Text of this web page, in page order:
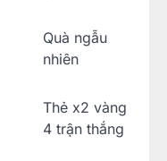
Quà ngẫu
nhiên
Thẻ x2 vàng
4 trận thắng